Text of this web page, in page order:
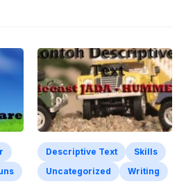
Descriptive Text
Skills
Uncategorized
Writing